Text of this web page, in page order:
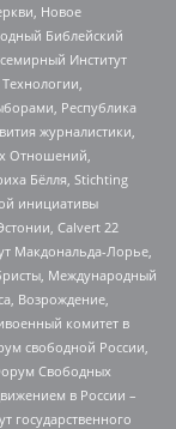
Новое
Библейский
Институт
Республика
журналистики,
Отношений,
Бёлля, Stichting
инициативы
Calvert 22
Макдональда-Лорье,
Международный
Возрождение,
комитет в
свободной России,
Свободных
в России –
государственного